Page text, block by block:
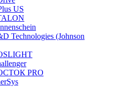
US
Technologies (Johnson
PRO